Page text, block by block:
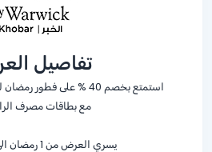
تفاصيل
استمتع بخصم % 40 على فطور رمضان
مع بطاقات مصرف
يسري العرض من 1 رمضان الى 30 رمضان